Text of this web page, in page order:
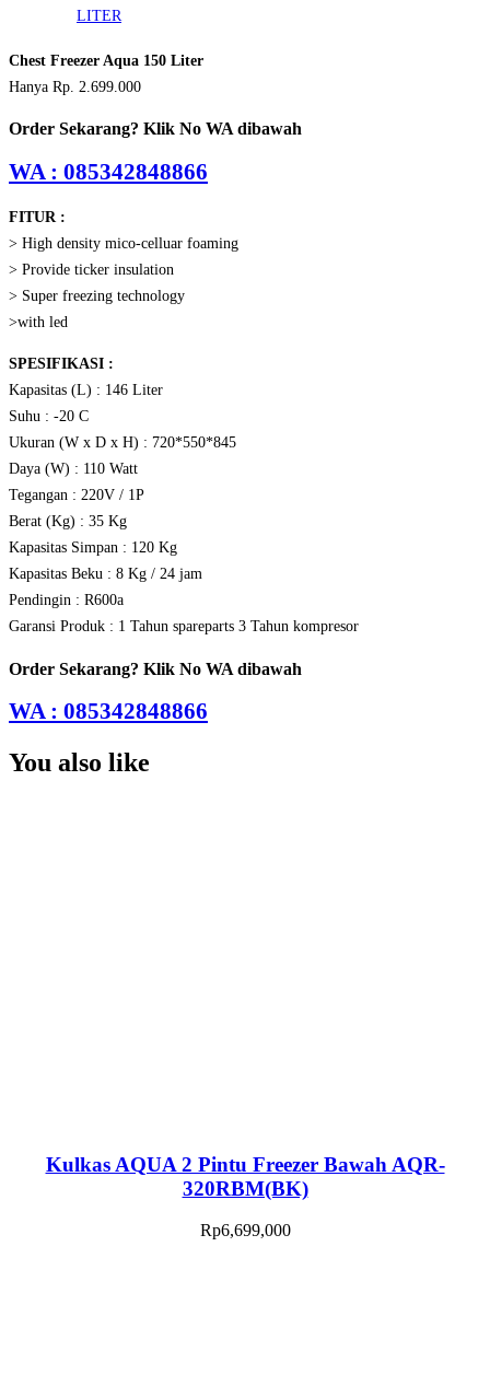
LITER
Chest Freezer Aqua 150 Liter
Hanya Rp. 2.699.000
Order Sekarang? Klik No WA dibawah
WA : 085342848866
FITUR :
> High density mico-celluar foaming
> Provide ticker insulation
> Super freezing technology
>with led
SPESIFIKASI :
Kapasitas (L) : 146 Liter
Suhu : -20 C
Ukuran (W x D x H) : 720*550*845
Daya (W) : 110 Watt
Tegangan : 220V / 1P
Berat (Kg) : 35 Kg
Kapasitas Simpan : 120 Kg
Kapasitas Beku : 8 Kg / 24 jam
Pendingin : R600a
Garansi Produk : 1 Tahun spareparts 3 Tahun kompresor
Order Sekarang? Klik No WA dibawah
WA : 085342848866
You also like
Kulkas AQUA 2 Pintu Freezer Bawah AQR-
320RBM(BK)
Rp6,699,000